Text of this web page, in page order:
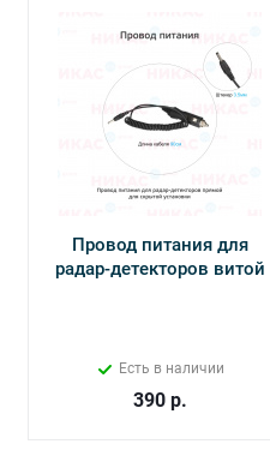
Провод питания для
радар-детекторов витой
Есть в наличии
390р.